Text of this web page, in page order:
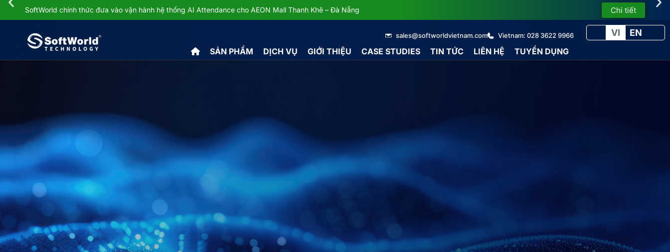
SoftWorld chính thức đưa vào vận hành hệ thống AI Attendance cho AEON Mall Thanh Khê – Đà Nẵng Chi tiết
sales@softworldvietnam.com Vietnam: 028 3622 9966
SẢN PHẨM DỊCH VỤ GIỚI THIỆU CASE STUDIES TIN TỨC LIÊN HỆ TUYỂN DỤNG
VI EN